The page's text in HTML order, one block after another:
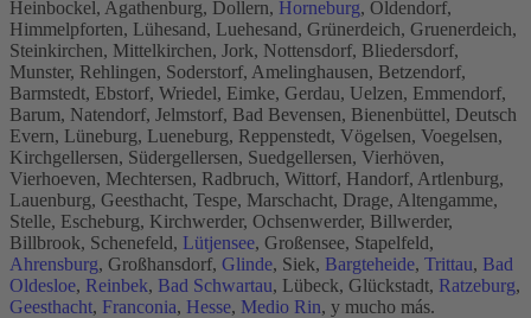
Heinbockel, Agathenburg, Dollern, Horneburg, Oldendorf,
Himmelpforten, Lühesand, Luehesand, Grünerdeich, Gruenerdeich,
Steinkirchen, Mittelkirchen, Jork, Nottensdorf, Bliedersdorf,
Munster, Rehlingen, Soderstorf, Amelinghausen, Betzendorf,
Barmstedt, Ebstorf, Wriedel, Eimke, Gerdau, Uelzen, Emmendorf,
Barum, Natendorf, Jelmstorf, Bad Bevensen, Bienenbüttel, Deutsch
Evern, Lüneburg, Lueneburg, Reppenstedt, Vögelsen, Voegelsen,
Kirchgellersen, Südergellersen, Suedgellersen, Vierhöven,
Vierhoeven, Mechtersen, Radbruch, Wittorf, Handorf, Artlenburg,
Lauenburg, Geesthacht, Tespe, Marschacht, Drage, Altengamme,
Stelle, Escheburg, Kirchwerder, Ochsenwerder, Billwerder,
Billbrook, Schenefeld, Lütjensee, Großensee, Stapelfeld,
Ahrensburg, Großhansdorf, Glinde, Siek, Bargteheide, Trittau, Bad
Oldesloe, Reinbek, Bad Schwartau, Lübeck, Glückstadt, Ratzeburg,
Geesthacht, Franconia, Hesse, Medio Rin, y mucho más.